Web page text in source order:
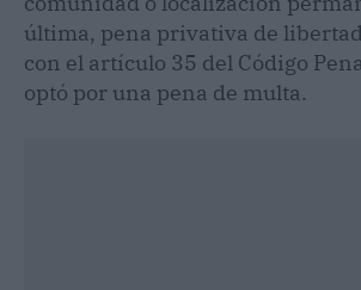
última, pena privativa de
con el artículo 35 del Código
optó por una pena de multa.